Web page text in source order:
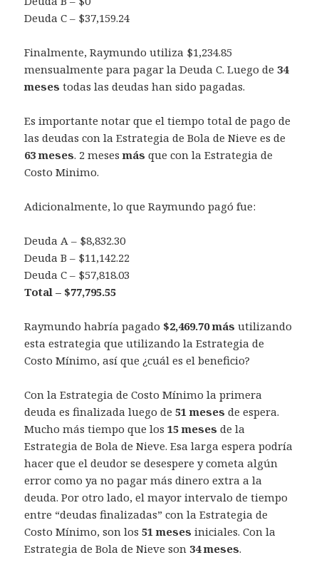
Deuda C – $37,159.24
Finalmente, Raymundo utiliza $1,234.85
mensualmente para pagar la Deuda C. Luego de 34
meses todas las deudas han sido pagadas.
Es importante notar que el tiempo total de pago de
las deudas con la Estrategia de Bola de Nieve es de
63 meses. 2 mesesmás que con la Estrategia de
Costo Minimo.
Adicionalmente, lo que Raymundo pagó fue:
Deuda A – $8,832.30
Deuda B – $11,142.22
Deuda C – $57,818.03
Total – $77,795.55
Raymundo habría pagado $2,469.70 másutilizando
esta estrategia que utilizando la Estrategia de
Costo Mínimo, así que ¿cuál es el beneficio?
Con la Estrategia de Costo Mínimo la primera
deuda es finalizada luego de51 meses de espera.
Mucho más tiempo que los15 meses de la
Estrategia de Bola de Nieve. Esa larga espera podría
hacer que el deudor se desespere y cometa algún
error como ya no pagar más dinero extra a la
deuda. Por otro lado, el mayor intervalo de tiempo
entre “deudas finalizadas” con la Estrategia de
Costo Mínimo, son los51 meses iniciales. Con la
Estrategia de Bola de Nieve son 34 meses.